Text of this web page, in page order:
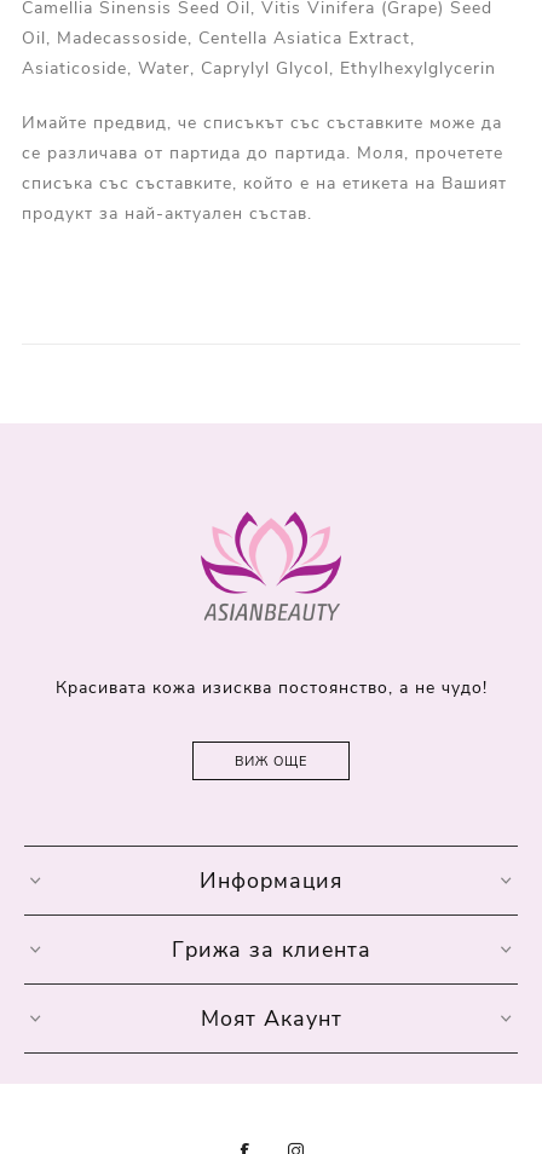
Camellia Sinensis Seed Oil, Vitis Vinifera (Grape) Seed
Oil, Madecassoside, Centella Asiatica Extract,
Asiaticoside, Water, Caprylyl Glycol, Ethylhexylglycerin
Имайте предвид, че списъкът със съставките може да
се различава от партида до партида. Моля, прочетете
списъка със съставките, който е на етикета на Вашият
продукт за най-актуален състав.
Красивата кожа изисква постоянство, а не чудо!
ВИЖ ОЩЕ
Информация
Грижа за клиента
Моят Акаунт